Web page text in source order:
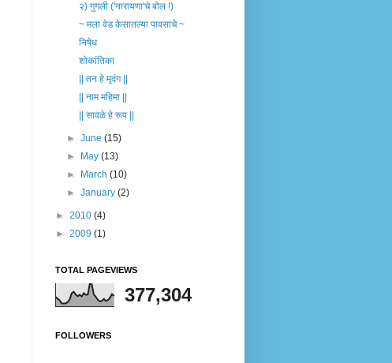
२) गुगली ('नारायणा'चे बोल !)
~ मला वेड केसातल्या पावसाचे ~
निषेध
शोकांतिका
|| तन हे मृदंग ||
|| नाम महिमा ||
|| सावळे हे रूप ||
►June(15)
►
May(13)
►
March(10)
►January(2)
► 2010 (4)
► 2009 (1)
TOTAL PAGEVIEWS
377,304
FOLLOWERS